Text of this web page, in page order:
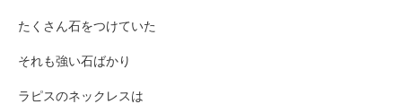
たくさん石をつけていた
それも強い石ばかり
ラピスのネックレスは